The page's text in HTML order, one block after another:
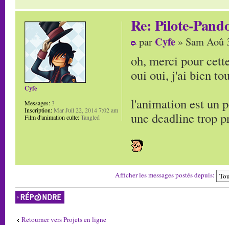
Re: Pilote-
par Cyfe » Sam Aoû
oh, merci pour
oui oui, j'ai bien
l'animation est un
une deadline trop
Cyfe
Messages:3
Inscription:Mar Juil 22, 2014 7:02 am
Film d'animation culte:Tangled
Afficher les messages postés depuis:
Répondre
Retourner vers Projets en ligne